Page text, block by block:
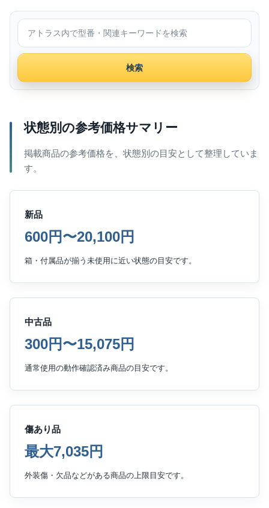
アトラス内で検索
検索
状態別の参考価格サマリー
掲載商品の参考価格を、状態別の目安として整理していま
す。
新品
600円〜20,100円
箱・付属品が揃う未使用に近い状態の目安です。
中古品
300円〜15,075円
通常使用の動作確認済み商品の目安です。
傷あり品
最大7,035円
外装傷・欠品などがある商品の上限目安です。